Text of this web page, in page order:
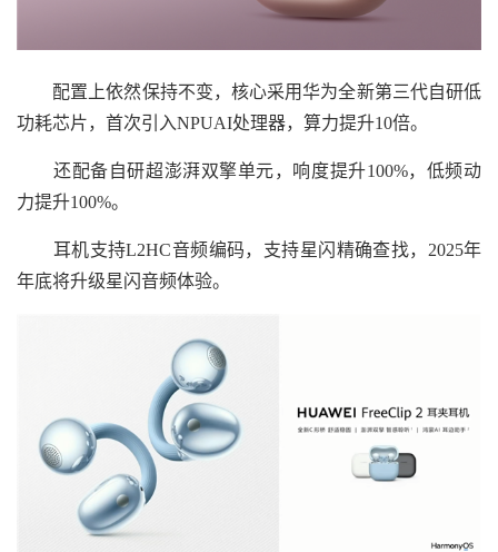
配置上依然保持不变，核心采用华为全新第三代自研低
功耗芯片，首次引入NPUAI处理器，算力提升10倍。
还配备自研超澎湃双擎单元，响度提升100%，低频动
力提升100%。
耳机支持L2HC音频编码，支持星闪精确查找，2025年
年底将升级星闪音频体验。